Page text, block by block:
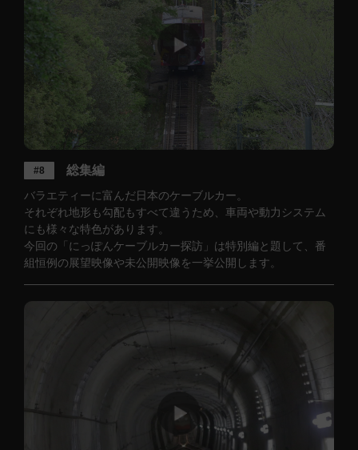
#8 総集編
バラエティーに富んだ日本のケーブルカー。
それぞれ地形も勾配もすべて違うため、車両や動力システム
にも様々な特色があります。
今回の「にっぽんケーブルカー探訪」は特別編と題して、番
組恒例の展望映像や未公開映像を一挙公開します。